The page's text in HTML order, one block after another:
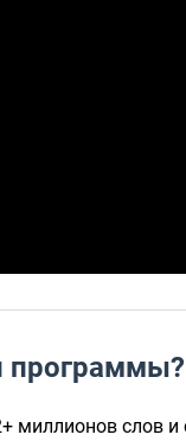
программы?
миллионов слов